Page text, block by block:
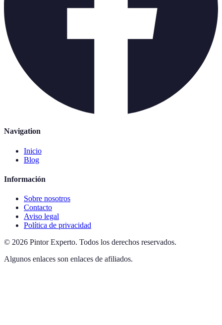
Navigation
Inicio
Blog
Información
Sobre nosotros
Contacto
Aviso legal
Política de privacidad
© 2026 Pintor Experto. Todos los derechos reservados.
Algunos enlaces son enlaces de afiliados.